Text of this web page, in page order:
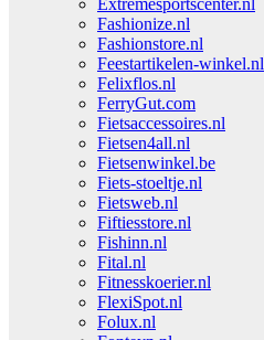
Extremesportscenter.nl
Fashionize.nl
Fashionstore.nl
Feestartikelen-winkel.nl
Felixflos.nl
FerryGut.com
Fietsaccessoires.nl
Fietsen4all.nl
Fietsenwinkel.be
Fiets-stoeltje.nl
Fietsweb.nl
Fiftiesstore.nl
Fishinn.nl
Fital.nl
Fitnesskoerier.nl
FlexiSpot.nl
Folux.nl